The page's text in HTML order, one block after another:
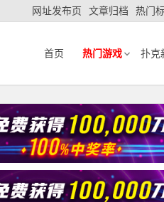
网址发布页 文章归档 热门
首页 热门游戏 扑克